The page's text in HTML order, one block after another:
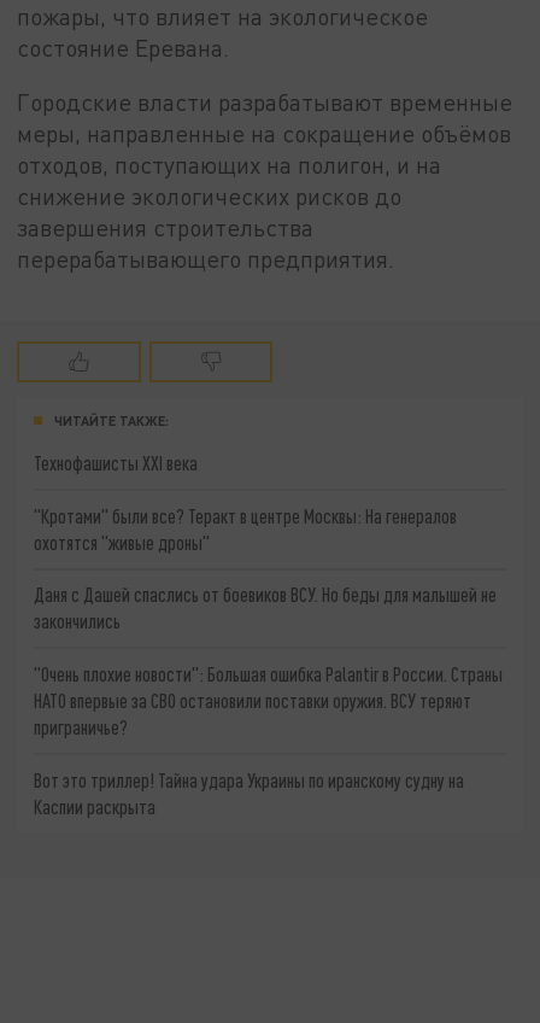
пожары, что влияет на экологическое
состояние Еревана.
Городские власти разрабатывают временные
меры, направленные на сокращение объёмов
отходов, поступающих на полигон, и на
снижение экологических рисков до
завершения строительства
перерабатывающего предприятия.
ЧИТАЙТЕ ТАКЖЕ:
Технофашисты XXI века
"Кротами" были все? Теракт в центре Москвы: На генералов
охотятся "живые дроны"
Даня с Дашей спаслись от боевиков ВСУ. Но беды для малышей не
закончились
"Очень плохие новости": Большая ошибка Palantir в России. Страны
НАТО впервые за СВО остановили поставки оружия. ВСУ теряют
приграничье?
Вот это триллер! Тайна удара Украины по иранскому судну на
Каспии раскрыта